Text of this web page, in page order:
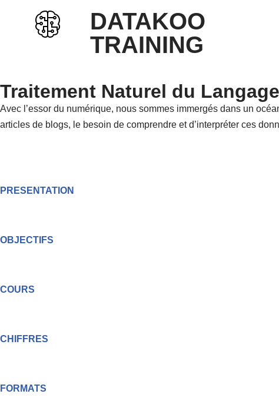
DATAKOO
TRAINING
Traitement Naturel du
Avec l’essor du numérique, nous sommes immergés dans un
articles de blogs, le besoin de comprendre et d’interpréter ces
PRESENTATION
OBJECTIFS
COURS
CHIFFRES
FORMATS